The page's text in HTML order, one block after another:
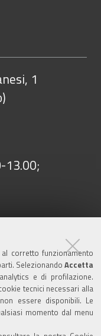
corretto funzionamento
Selezionando Accetta
e di profilazione.
tecnici necessari alla
essere disponibili. Le
momento dal menu
1
13.00;